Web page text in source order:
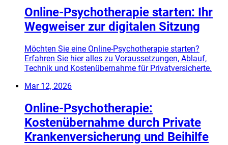
Online-Psychotherapie starten: Ihr
Wegweiser zur digitalen Sitzung
Möchten Sie eine Online-Psychotherapie starten?
Erfahren Sie hier alles zu Voraussetzungen, Ablauf,
Technik und Kostenübernahme für Privatversicherte.
Mar 12, 2026
Online-Psychotherapie:
Kostenübernahme durch Private
Krankenversicherung und Beihilfe